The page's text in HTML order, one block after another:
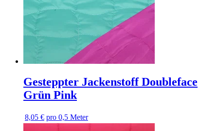
Gesteppter Jackenstoff Doubleface
Grün Pink
8,05 € pro 0,5 Meter